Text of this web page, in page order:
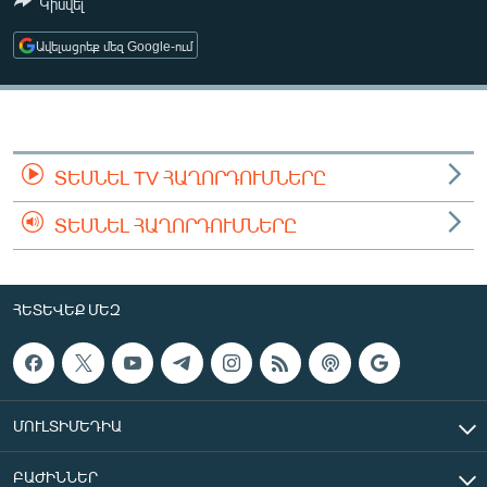
ՄԻՋԱԶԳԱՅԻՆ
ՄՇԱԿՈՒՅԹ
ՍՊՈՐՏ
ՏՏ ԵՒ ԻՆՏԵՐՆԵՏ
ԿՈՐՈՆԱՎԻՐՈՒՍ
ԱՐԽԻՎ
ՏԵՍԱՆՅՈՒԹԵՐ
ՁԳՏԵԼՈՎ ԼԱՎԱԳՈՒՅՆԻՆ
Հայերեն
Կիսվել
Ավելացրեք մեզ Google-ում
ՏԵՍՆԵԼ TV ՀԱՂՈՐԴՈՒՄՆԵՐԸ
ՏԵՍՆԵԼ ՀԱՂՈՐԴՈՒՄՆԵՐԸ
ՀԵՏԵՎԵՔ ՄԵԶ
ՄՈՒԼՏԻՄԵԴԻԱ
ԲԱԺԻՆՆԵՐ